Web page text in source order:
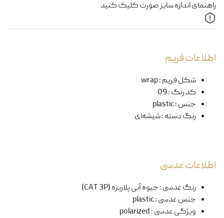
راهنمای اندازه سایز صورت کلیک کنید
اطلاعات فریم
شکل فریم:
wrap
کد رنگ:
09
جنس:
plastic
رنگ دسته:شیشه‌ای
اطلاعات عدسی
رنگ عدسی:جیوه آبی پلاریزه (CAT 3P)
جنس عدسی:
plastic
ویژگی عدسی:
polarized